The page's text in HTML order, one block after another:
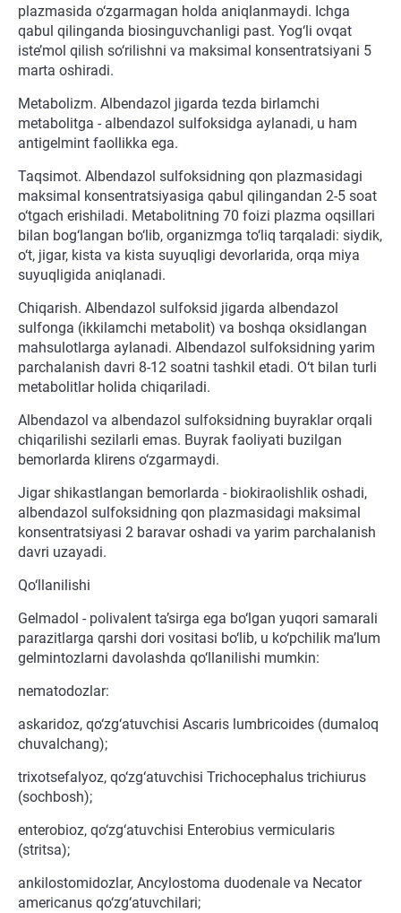
plazmasida o‘zgarmagan holda aniqlanmaydi. Ichga
qabul qilinganda biosinguvchanligi past. Yog‘li ovqat
iste’mol qilish so‘rilishni va maksimal konsentratsiyani 5
marta oshiradi.
Metabolizm. Albendazol jigarda tezda birlamchi
metabolitga - albendazol sulfoksidga aylanadi, u ham
antigelmint faollikka ega.
Taqsimot. Albendazol sulfoksidning qon plazmasidagi
maksimal konsentratsiyasiga qabul qilingandan 2-5 soat
o‘tgach erishiladi. Metabolitning 70 foizi plazma oqsillari
bilan bog‘langan bo‘lib, organizmga to‘liq tarqaladi: siydik,
o‘t, jigar, kista va kista suyuqligi devorlarida, orqa miya
suyuqligida aniqlanadi.
Chiqarish. Albendazol sulfoksid jigarda albendazol
sulfonga (ikkilamchi metabolit) va boshqa oksidlangan
mahsulotlarga aylanadi. Albendazol sulfoksidning yarim
parchalanish davri 8-12 soatni tashkil etadi. O‘t bilan turli
metabolitlar holida chiqariladi.
Albendazol va albendazol sulfoksidning buyraklar orqali
chiqarilishi sezilarli emas. Buyrak faoliyati buzilgan
bemorlarda klirens o‘zgarmaydi.
Jigar shikastlangan bemorlarda - biokiraolishlik oshadi,
albendazol sulfoksidning qon plazmasidagi maksimal
konsentratsiyasi 2 baravar oshadi va yarim parchalanish
davri uzayadi.
Qo‘llanilishi
Gelmadol - polivalent ta’sirga ega bo‘lgan yuqori samarali
parazitlarga qarshi dori vositasi bo‘lib, u ko‘pchilik ma’lum
gelmintozlarni davolashda qo‘llanilishi mumkin:
nematodozlar:
askaridoz, qo‘zg‘atuvchisi Ascaris lumbricoides (dumaloq
chuvalchang);
trixotsefalyoz, qo‘zg‘atuvchisi Trichocephalus trichiurus
(sochbosh);
enterobioz, qo‘zg‘atuvchisi Enterobius vermicularis
(stritsa);
ankilostomidozlar, Ancylostoma duodenale va Necator
americanus qo‘zg‘atuvchilari;